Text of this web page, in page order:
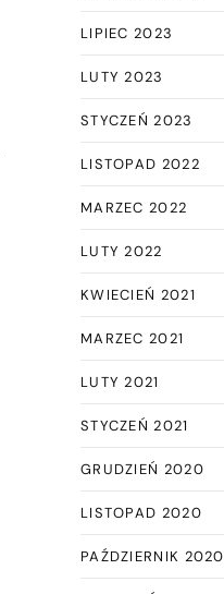
LIPIEC 2023
LUTY 2023
STYCZEŃ 2023
LISTOPAD 2022
MARZEC 2022
LUTY 2022
KWIECIEŃ 2021
MARZEC 2021
LUTY 2021
STYCZEŃ 2021
GRUDZIEŃ 2020
LISTOPAD 2020
PAŹDZIERNIK 2020